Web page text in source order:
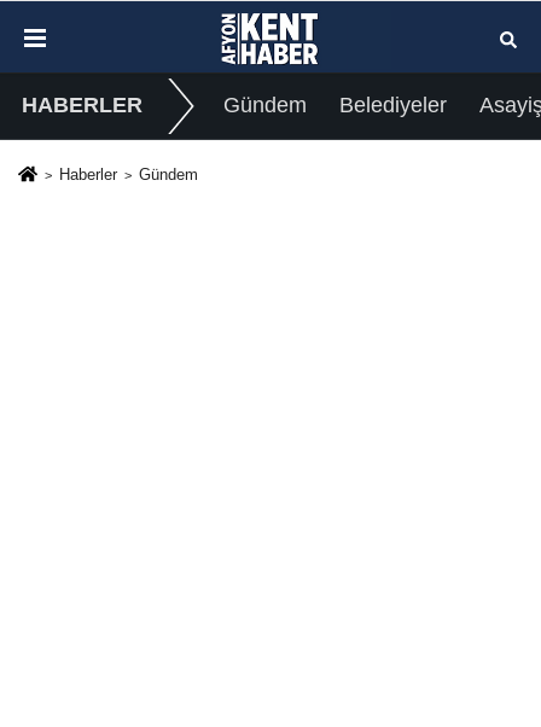
HABERLER Gündem Belediyeler
Haberler Gündem